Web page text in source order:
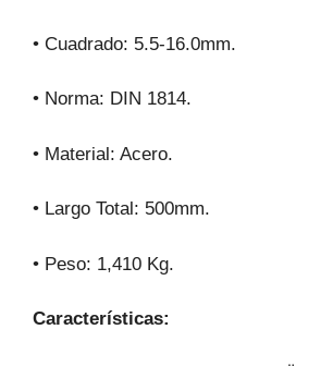
• Cuadrado: 5.5-16.0mm.
• Norma: DIN 1814.
• Material: Acero.
• Largo Total: 500mm.
• Peso: 1,410 Kg.
Características: